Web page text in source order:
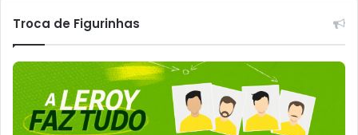
Troca de Figurinhas